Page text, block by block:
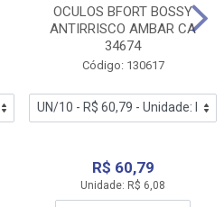
OCULOS BFORT BOSSY
ANTIRRISCO AMBAR CA
34674
Código: 130617
R$ 60,79
Unidade: R$ 6,08